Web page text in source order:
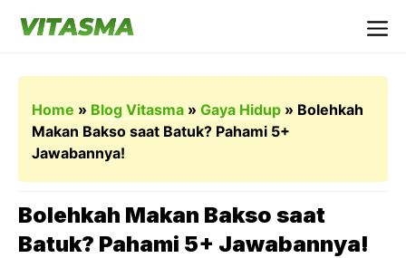
Home » Blog Vitasma » Gaya Hidup » Bolehkah
Makan Bakso saat Batuk? Pahami 5+
Jawabannya!
Bolehkah Makan Bakso saat
Batuk? Pahami 5+ Jawabannya!